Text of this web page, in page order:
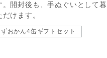
。開封後も、手ぬぐいとして
だけます。
おかん4缶ギフトセット